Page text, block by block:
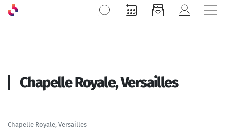
Aller au contenu principal
Chapelle Royale, Versailles
Chapelle Royale, Versailles